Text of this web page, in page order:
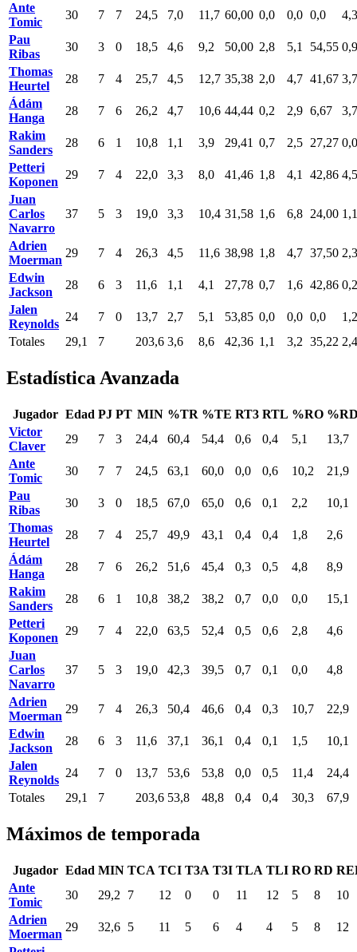
Ante
Tomic
30 7 7 24,5 7,0 11,7 60,00 0,0 0,0 0,0
4,3
Pau
Ribas
30 3 0 18,5 4,6 9,2 50,00 2,8 5,1 54,55 0,9
Thomas
Heurtel
28 7 4 25,7 4,5 12,7 35,38 2,0 4,7 41,67 3,7
Ádám
Hanga
28 7 6 26,2 4,7 10,6 44,44 0,2 2,9 6,67
3,7
Rakim
Sanders
28 6 1 10,8 1,1 3,9 29,41 0,7 2,5 27,27 0,0
Petteri
Koponen
29 7 4 22,0 3,3 8,0 41,46 1,8 4,1 42,86 4,5
Juan
Carlos
Navarro
37 5 3 19,0 3,3 10,4 31,58 1,6 6,8 24,00 1,1
Adrien
Moerman
29 7 4 26,3 4,5 11,6 38,98 1,8 4,7 37,50 2,3
Edwin
Jackson
28 6 3 11,6 1,1 4,1 27,78 0,7 1,6 42,86 0,2
Jalen
Reynolds
24 7 0 13,7 2,7 5,1 53,85 0,0 0,0 0,0
1,2
Totales
29,1 7 203,6 3,6 8,6 42,36 1,1 3,2 35,22 2,4
Estadística Avanzada
Jugador Edad PJ PT MIN %TR %TE RT3 RTL %RO
Victor
Claver
29 7 3 24,4 60,4 54,4 0,6 0,4 5,1
13,7
Ante
Tomic
30 7 7 24,5 63,1 60,0 0,0 0,6 10,2
21,9
Pau
Ribas
30 3 0 18,5 67,0 65,0 0,6 0,1 2,2
10,1
Thomas
Heurtel
28 7 4 25,7 49,9 43,1 0,4 0,4 1,8
2,6
Ádám
Hanga
28 7 6 26,2 51,6 45,4 0,3 0,5 4,8
8,9
Rakim
Sanders
28 6 1 10,8 38,2 38,2 0,7 0,0 0,0
15,1
Petteri
Koponen
29 7 4 22,0 63,5 52,4 0,5 0,6 2,8
4,6
Juan
Carlos
Navarro
37 5 3 19,0 42,3 39,5 0,7 0,1 0,0 4,8
Adrien
Moerman
29 7 4 26,3 50,4 46,6 0,4 0,3 10,7
22,9
Edwin
Jackson
28 6 3 11,6 37,1 36,1 0,4 0,1 1,5
10,1
Jalen
Reynolds
24 7 0 13,7 53,6 53,8 0,0 0,5 11,4
24,4
Totales
29,1 7 203,6 53,8 48,8 0,4 0,4 30,3 67,9
Máximos de temporada
Jugador Edad MIN TCA TCI T3A T3I TLA TLI RO RD
Ante
Tomic
30 29,2 7 12 0 0 11 12 5 8
10
Adrien
Moerman
29 32,6 5 11 5 6 4 4 5 8
12